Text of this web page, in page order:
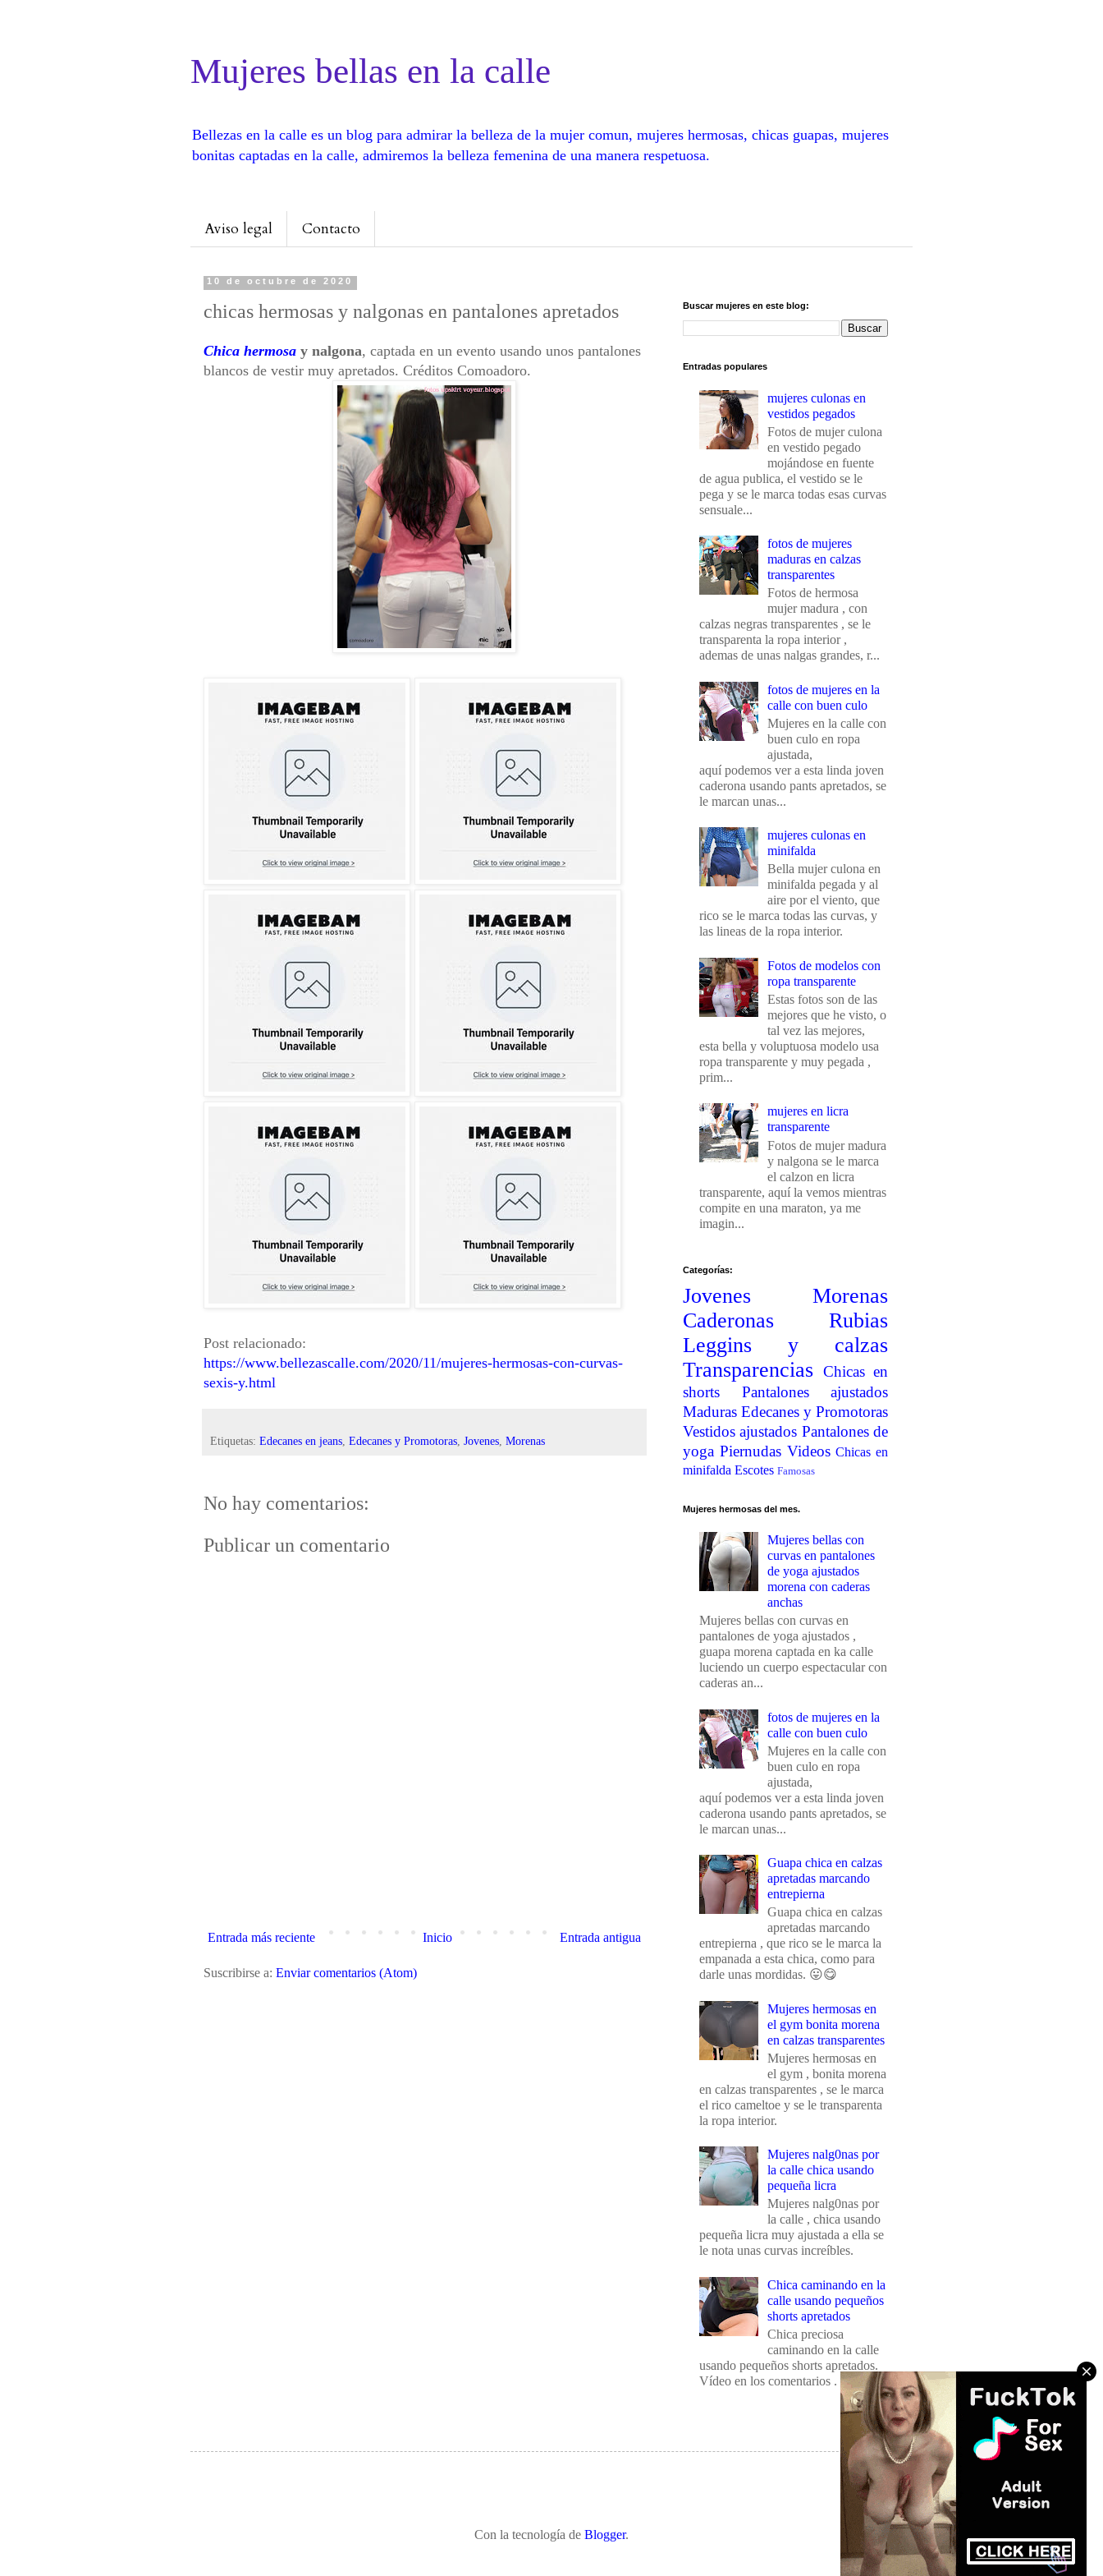
Mujeres bellas en la calle
Bellezas en la calle es un blog para admirar la belleza de la mujer comun, mujeres hermosas, chicas guapas, mujeres
bonitas captadas en la calle, admiremos la belleza femenina de una manera respetuosa.
Aviso legal Contacto
10 de octubre de 2020
chicas hermosas y nalgonas en pantalones apretados
Chica hermosa y nalgona, captada en un evento usando unos pantalones
blancos de vestir muy apretados. Créditos Comoadoro.
Post relacionado:
https://www.bellezascalle.com/2020/11/mujeres-hermosas-con-curvas-
sexis-y.html
Etiquetas: Edecanes en jeans Edecanes y Promotoras Jovenes Morenas
No hay comentarios:
Publicar un comentario
Entrada más reciente Entrada antigua
Inicio
Suscribirse a: Enviar comentarios (Atom)
Buscar mujeres en este blog:
Entradas populares
mujeres culonas en
vestidos pegados
Fotos de mujer culona
en vestido pegado
mojándose en fuente
de agua publica, el vestido se le
pega y se le marca todas esas curvas
sensuale...
fotos de mujeres
maduras en calzas
transparentes
Fotos de hermosa
mujer madura , con
calzas negras transparentes , se le
transparenta la ropa interior ,
ademas de unas nalgas grandes, r...
fotos de mujeres en la
calle con buen culo
Mujeres en la calle con
buen culo en ropa
ajustada,
aquí podemos ver a esta linda joven
caderona usando pants apretados, se
le marcan unas...
mujeres culonas en
minifalda
Bella mujer culona en
minifalda pegada y al
aire por el viento, que
rico se le marca todas las curvas, y
las lineas de la ropa interior.
Fotos de modelos con
ropa transparente
Estas fotos son de las
mejores que he visto, o
tal vez las mejores,
esta bella y voluptuosa modelo usa
ropa transparente y muy pegada ,
prim...
mujeres en licra
transparente
Fotos de mujer madura
y nalgona se le marca
el calzon en licra
transparente, aquí la vemos mientras
compite en una maraton, ya me
imagin...
Categorías:
Jovenes
Morenas
Caderonas
Rubias
Leggins y calzas
Transparencias Chicas en
shorts
Pantalones ajustados
Maduras Edecanes y Promotoras
Vestidos ajustados Pantalones de
yoga Piernudas Videos Chicas en
minifalda Escotes Famosas
Mujeres hermosas del mes.
Mujeres bellas con
curvas en pantalones
de yoga ajustados
morena con caderas
anchas
Mujeres bellas con curvas en
pantalones de yoga ajustados ,
guapa morena captada en ka calle
luciendo un cuerpo espectacular con
caderas an...
fotos de mujeres en la
calle con buen culo
Mujeres en la calle con
buen culo en ropa
ajustada,
aquí podemos ver a esta linda joven
caderona usando pants apretados, se
le marcan unas...
Guapa chica en calzas
apretadas marcando
entrepierna
Guapa chica en calzas
apretadas marcando
entrepierna , que rico se le marca la
empanada a esta chica, como para
darle unas mordidas. 😛😋
Mujeres hermosas en
el gym bonita morena
en calzas transparentes
Mujeres hermosas en
el gym , bonita morena
en calzas transparentes , se le marca
el rico cameltoe y se le transparenta
la ropa interior.
Mujeres nalg0nas por
la calle chica usando
pequeña licra
Mujeres nalg0nas por
la calle , chica usando
pequeña licra muy ajustada a ella se
le nota unas curvas increíbles.
Chica caminando en la
calle usando pequeños
shorts apretados
Chica preciosa
caminando en la calle
usando pequeños shorts apretados.
Vídeo en los comentarios .
Con la tecnología de Blogger.